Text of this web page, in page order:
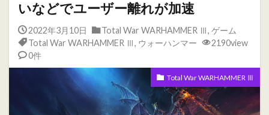
いなどでユーザー離れが加速
2022年3月10日 Total War WARHAMMER Ⅲ, ゲーム
Total War WARHAMMER Ⅲ, ウォーハンマー
2190view
0件
Total War WARHAMMER Ⅲ
オールドワールド
ガットリッパ
キャラ紹介
ケイオスドワーフ
シグマー杯
ティーンチ
トゥームキング
ドワーフ
パッチノート
ビーストマン
ファレホコン
ブレトニア